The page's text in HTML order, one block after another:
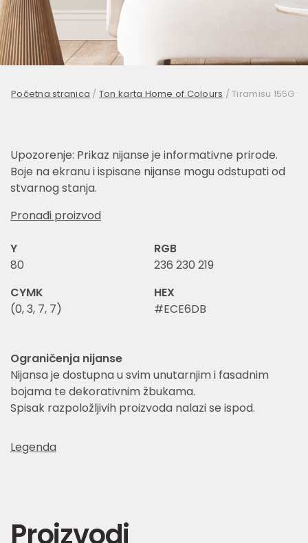
Početna stranica / Ton karta Home of Colours /Tiramisu 155G
Upozorenje: Prikaz nijanse je informativne prirode.
Boje na ekranu i ispisane nijanse mogu odstupati od
stvarnog stanja.
Pronađi proizvod
Y
80
RGB
236 230 219
CYMK
(0, 3, 7, 7)
HEX
#ECE6DB
Ograničenja nijanse
Nijansa je dostupna u svim unutarnjim i fasadnim
bojama te dekorativnim žbukama.
Spisak razpoložljivih proizvoda nalazi se ispod.
Legenda
Proizvodi